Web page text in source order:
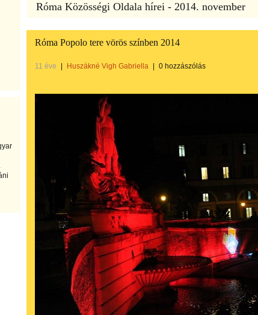
Róma Közösségi Oldala hírei - 2014. november
Róma Popolo tere vörös színben 2014
11 éve Huszákné Vigh Gabriella 0 hozzászólás